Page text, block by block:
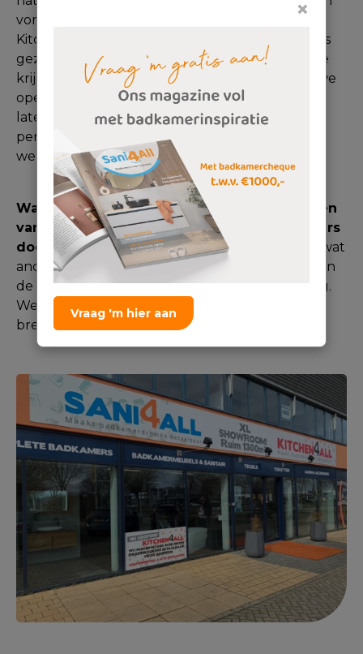
×
Vraag 'm hier aan
vorig jaar besloten in hetzelfde pand een
Kitchen4All te openen. We hebben alles op alles
gezet om voor de kerstdagen de winkel klaar te
krijgen en dit is gelukt. 14 december 2020 zijn we
open gegaan maar helaas moesten wij een dag
later alweer dicht i.v.m. de lockdown. Uit deze
periode zijn we sterk uitgekomen en draaien nu
we gelukkig op volle toeren.
Waar ben je tegenaan gelopen bij het starten
van een eigen winkel en wat zou je nu anders
doen?Wellicht dat we met de wijsheid van nu wat
andere keukenopstellingen hadden gemaakt en
de showroom iets groter maar dat kan altijd nog.
We hebben gelukkig de ruimte om wat uit te
breiden.